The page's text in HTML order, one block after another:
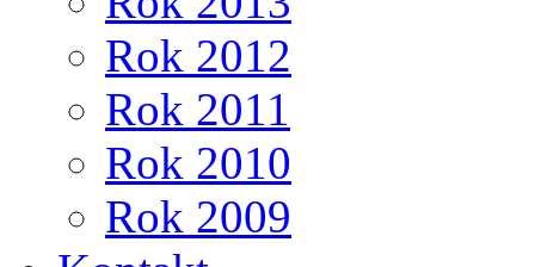
Rok 2012
Rok 2011
Rok 2010
Rok 2009